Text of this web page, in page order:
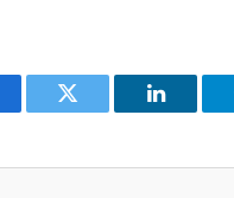
Twitter LinkedIn